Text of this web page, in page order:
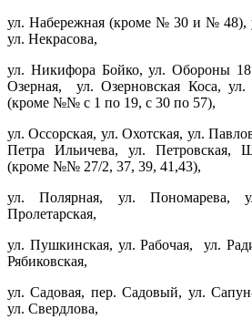
ул. Набережная (кроме № 30 и № 48),
ул. Некрасова,
ул. Никифора Бойко, ул. Обороны
Озерная, ул. Озерновская Коса, ул.
(кроме №№ с 1 по 19, с 30 по 57),
ул. Оссорская, ул. Охотская, ул.
Петра Ильичева, ул. Петровская,
(кроме №№ 27/2, 37, 39, 41,43),
ул. Полярная, ул. Пономарева,
Пролетарская,
ул. Пушкинская, ул. Рабочая, ул.
Рябиковская,
ул. Садовая, пер. Садовый, ул.
ул. Свердлова,